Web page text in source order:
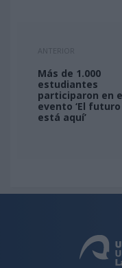
ANTERIOR
Más de 1.000
estudiantes
participaron en
evento ‘El
está aquí’